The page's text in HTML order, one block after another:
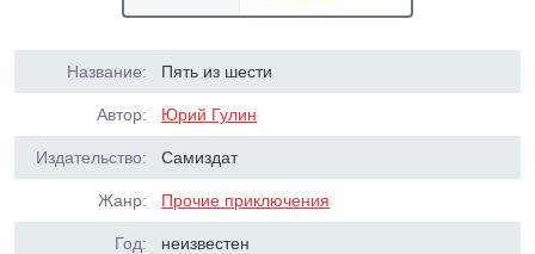
Название: Пять из шести
Автор: Юрий Гулин
Издательство: Самиздат
Жанр: Прочие приключения
Год: неизвестен